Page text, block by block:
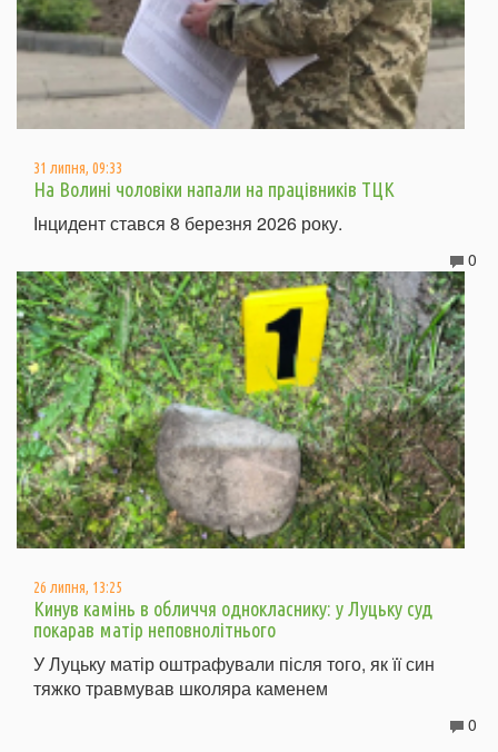
31 липня, 09:33
На Волині чоловіки напали на працівників ТЦК
Інцидент стався 8 березня 2026 року.
0
26 липня, 13:25
Кинув камінь в обличчя однокласнику: у Луцьку суд
покарав матір неповнолітнього
У Луцьку матір оштрафували після того, як її син
тяжко травмував школяра каменем
0